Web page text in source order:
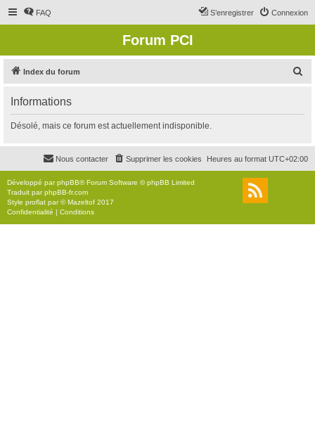
FAQ Connexion
S’enregistrer
Forum PCI
Index du forum
r
c
r
Informations
Désolé, mais ce forum est actuellement indisponible.
Heures au format UTC+02:00
Supprimer les cookies
Nous contacter
Développé parphpBB® Forum Software © phpBB Limited
Traduit parphpBB-fr.com
Style proflat par ©Mazeltof 2017
Confidentialité | Conditions